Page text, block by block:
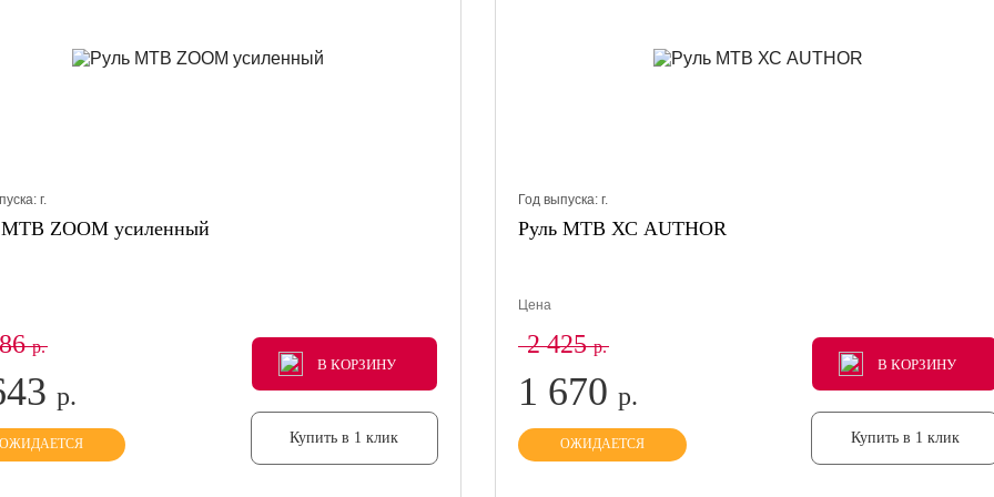
г.
МТВ ZOOM усиленный
р.
р.
ОЖИДАЕТСЯ
В КОРЗИНУ
В КОРЗИНУ
В КОРЗИНУ
Купить в 1 клик
Год выпуска: г.
Руль МТВ ХС AUTHOR
Цена
2 425р.
1 670 р.
ОЖИДАЕТСЯ
В КОРЗИНУ
В КОРЗИНУ
В КОРЗИНУ
Купить в 1 клик